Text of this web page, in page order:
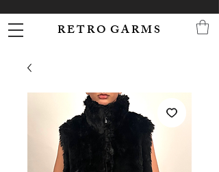
R E T R O G A R M S